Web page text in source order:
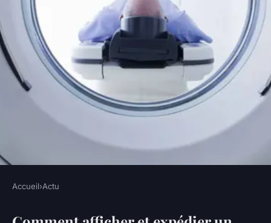
Accueil›Actu